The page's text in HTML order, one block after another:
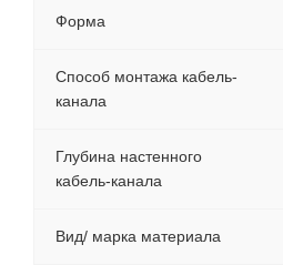
Форма
Способ монтажа кабель-
канала
Глубина настенного
кабель-канала
Вид/ марка материала